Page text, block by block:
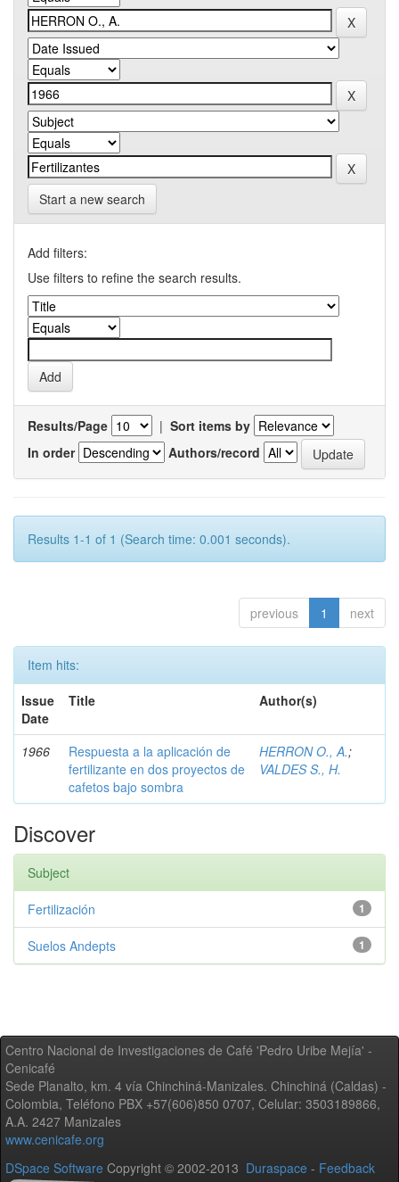
Start a new search
Add filters:
Use filters to refine the search results.
Results/Page | Sort items by
In order
Authors/record
Results 1-1 of 1 (Search time: 0.001 seconds).
previous 1 next
Item hits:
Issue
Date
Title Author(s)
1966
Respuesta a la aplicación de
fertilizante en dos proyectos de
cafetos bajo sombra
HERRON O., A.;
VALDES S., H.
Discover
Subject
1
Fertilización
1
Suelos Andepts
Centro Nacional de Investigaciones de Café 'Pedro Uribe Mejía' -
Cenicafé
Sede Planalto, km. 4 vía Chinchiná-Manizales. Chinchiná (Caldas) -
Colombia, Teléfono PBX +57(606)850 0707, Celular: 3503189866,
A.A. 2427 Manizales
www.cenicafe.org
DSpace Software Copyright © 2002-2013 Duraspace - Feedback